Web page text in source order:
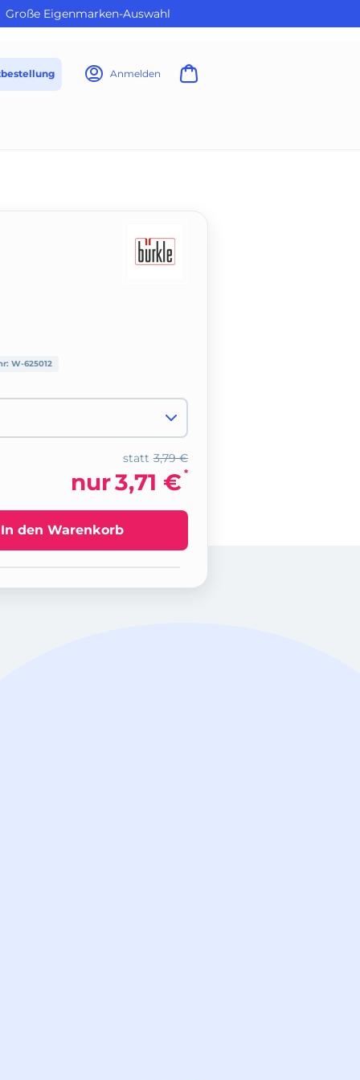
Große Eigenmarken-Auswahl
Anmelden
W-625012
3,79 €
statt
nur3,71 € *
In den Warenkorb